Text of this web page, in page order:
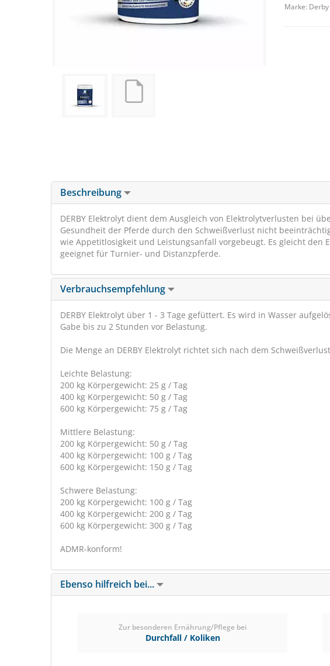
Marke: Derby
Beschreibung
DERBY Elektrolyt dient dem Ausgleich von Elektrolytverlusten bei
Gesundheit der Pferde durch den Schweißverlust nicht
wie Appetitlosigkeit und Leistungsanfall vorgebeugt. Es gleicht den
geeignet für Turnier- und Distanzpferde.
Verbrauchsempfehlung
DERBY Elektrolyt über 1 - 3 Tage gefüttert. Es wird in Wasser
Gabe bis zu 2 Stunden vor Belastung.
Die Menge an DERBY Elektrolyt richtet sich nach dem
Leichte Belastung:
200 kg Körpergewicht: 25 g / Tag
400 kg Körpergewicht: 50 g / Tag
600 kg Körpergewicht: 75 g / Tag
Mittlere Belastung:
200 kg Körpergewicht: 50 g / Tag
400 kg Körpergewicht: 100 g / Tag
600 kg Körpergewicht: 150 g / Tag
Schwere Belastung:
200 kg Körpergewicht: 100 g / Tag
400 kg Körpergewicht: 200 g / Tag
600 kg Körpergewicht: 300 g / Tag
ADMR-konform!
Ebenso hilfreich bei...
Zur besonderen Ernährung/Pflege bei
Durchfall / Koliken